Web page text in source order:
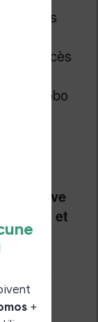
des
de
le succès
ou Kobo
une
et